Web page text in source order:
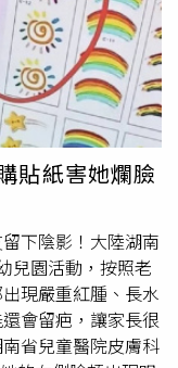
息人士指出，校方
主管機關2度派員
在上正課加強，訪
可讓校方高層惱羞
自此校方對郭老師
員拿著「顯微鏡」
眠藥後上班「度
阻郭老師別再生
教育界人士直指，
老師已達退休年
想到退休申請到了
「絆」在學校互相
校長退休的台灣偏
外快」，一場新台
數入袋是輕鬆愉
後，全台教師自盡
照2024年152件一
業搞得賤如螻蟻。
啟動「校事會議」
聘，導致權力過
等黑箱問題滿天
正霸凌、體罰學生
系教授陳延興就指
本不可能以「校事
種「以神的標準把
師生關係的元凶。
學童過度使用3C
貼紙害她爛臉
下陰影！大陸湖南
兒園活動，按照老
現嚴重紅腫、長水
會留疤，讓家長很
省兒童醫院皮膚科